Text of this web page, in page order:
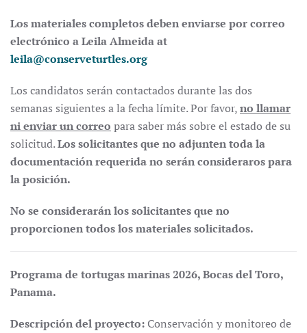
Los materiales completos deben enviarse por correo
electrónico aLeila Almeida at
leila@conserveturtles.org
Los candidatos serán contactados durante las dos
semanas siguientes a la fecha límite. Por favor,no llamar
ni enviar un correo para saber más sobre el estado de su
solicitud.Los solicitantes que no adjunten toda la
documentación requerida no serán consideraros para
la posición.
No se considerarán los solicitantes que no
proporcionen todos los materiales solicitados.
Programa de tortugas marinas 2026, Bocas del Toro,
Panama.
Descripción del proyecto: Conservación y monitoreo de